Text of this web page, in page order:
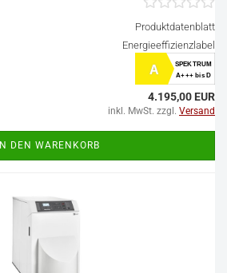
Produktdatenblatt
Energieeffizienzlabel
A
SPEKTRUM
A+++ bis D
4.195,00 EUR
inkl. MwSt. zzgl. Versand
IN DEN WARENKORB